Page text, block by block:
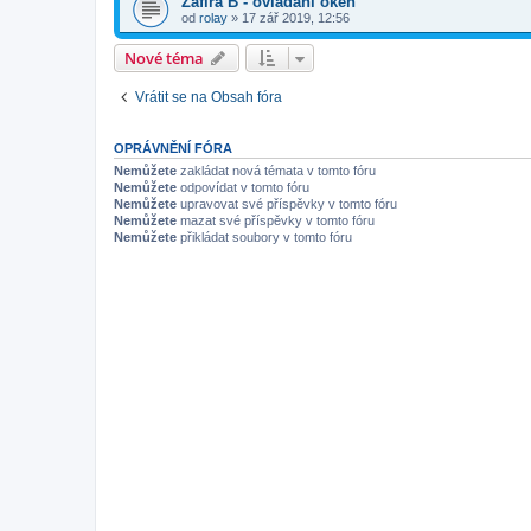
od rolay » 17 zář 2019, 12:56
Nové téma
Vrátit se na Obsah fóra
OPRÁVNĚNÍ FÓRA
Nemůžete zakládat nová témata v tomto fóru
Nemůžete odpovídat v tomto fóru
Nemůžete upravovat své příspěvky v tomto fóru
Nemůžete mazat své příspěvky v tomto fóru
Nemůžete přikládat soubory v tomto fóru